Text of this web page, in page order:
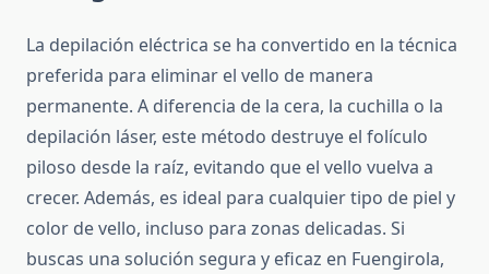
La depilación eléctrica se ha convertido en la técnica
preferida para eliminar el vello de manera
permanente. A diferencia de la cera, la cuchilla o la
depilación láser, este método destruye el folículo
piloso desde la raíz, evitando que el vello vuelva a
crecer. Además, es ideal para cualquier tipo de piel y
color de vello, incluso para zonas delicadas. Si
buscas una solución segura y eficaz en Fuengirola,